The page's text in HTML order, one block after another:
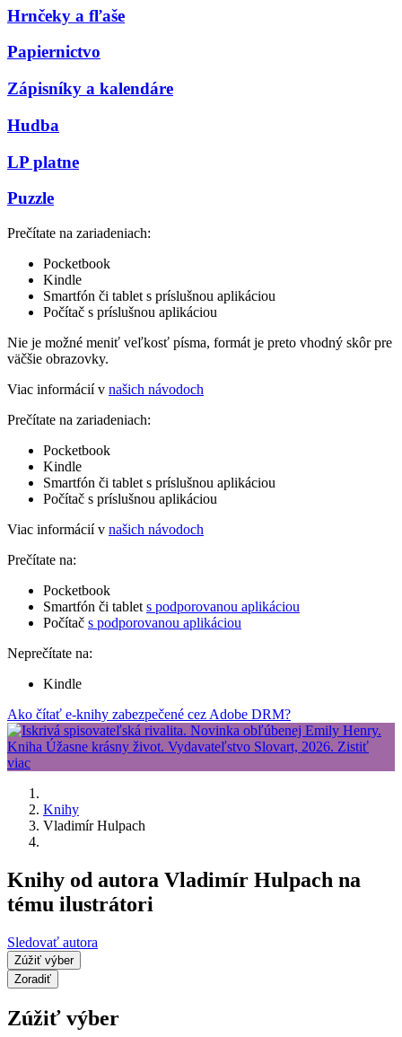
Hrnčeky a fľaše
Papiernictvo
Zápisníky a kalendáre
Hudba
LP platne
Puzzle
Prečítate na zariadeniach:
Pocketbook
Kindle
Smartfón či tablet s príslušnou aplikáciou
Počítač s príslušnou aplikáciou
Nie je možné meniť veľkosť písma, formát je preto vhodný skôr pre
väčšie obrazovky.
Viac informácií v našich návodoch
Prečítate na zariadeniach:
Pocketbook
Kindle
Smartfón či tablet s príslušnou aplikáciou
Počítač s príslušnou aplikáciou
Viac informácií v našich návodoch
Prečítate na:
Pocketbook
Smartfón či tablet s podporovanou aplikáciou
Počítač s podporovanou aplikáciou
Neprečítate na:
Kindle
Ako čítať e-knihy zabezpečené cez Adobe DRM?
Knihy
Vladimír Hulpach
Knihy od autora Vladimír Hulpach na
tému ilustrátori
Sledovať autora
Zúžiť výber
Zoradiť
Zúžiť výber